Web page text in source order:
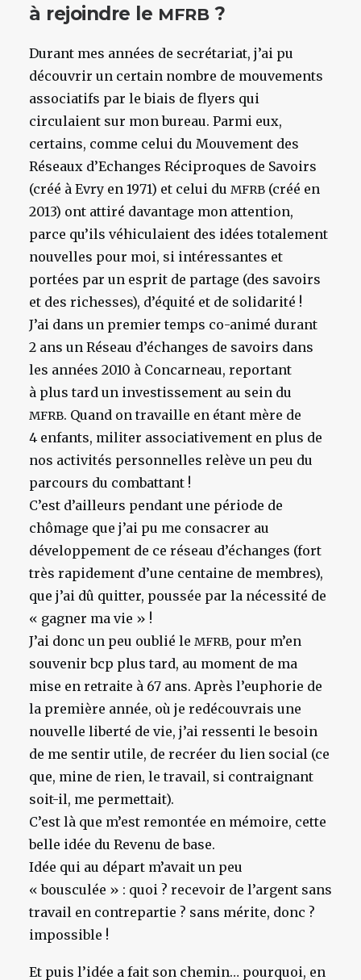
à rejoindre le MFRB?
Durant mes années de secrétariat, j’ai pu
découvrir un certain nombre de mouvements
associatifs par le biais de flyers qui
circulaient sur mon bureau. Parmi eux,
certains, comme celui du Mouvement des
Réseaux d’Echanges Réciproques de Savoirs
(créé à Evry en 1971) et celui du MFRB (créé en
2013) ont attiré davantage mon attention,
parce qu’ils véhiculaient des idées totalement
nouvelles pour moi, si intéressantes et
portées par un esprit de partage (des savoirs
et des richesses), d’équité et de solidarité !
J’ai dans un premier temps co-animé durant
2 ans un Réseau d’échanges de savoirs dans
les années 2010 à Concarneau, reportant
à plus tard un investissement au sein du
MFRB. Quand on travaille en étant mère de
4 enfants, militer associativement en plus de
nos activités personnelles relève un peu du
parcours du combattant !
C’est d’ailleurs pendant une période de
chômage que j’ai pu me consacrer au
développement de ce réseau d’échanges (fort
très rapidement d’une centaine de membres),
que j’ai dû quitter, poussée par la nécessité de
« gagner ma vie » !
J’ai donc un peu oublié le MFRB, pour m’en
souvenir bcp plus tard, au moment de ma
mise en retraite à 67 ans. Après l’euphorie de
la première année, où je redécouvrais une
nouvelle liberté de vie, j’ai ressenti le besoin
de me sentir utile, de recréer du lien social (ce
que, mine de rien, le travail, si contraignant
soit-il, me permettait).
C’est là que m’est remontée en mémoire, cette
belle idée du Revenu de base.
Idée qui au départ m’avait un peu
« bousculée » : quoi ? recevoir de l’argent sans
travail en contrepartie ? sans mérite, donc ?
impossible !
Et puis l’idée a fait son chemin… pourquoi, en